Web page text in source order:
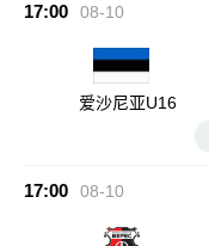
17:00 08-10
爱沙尼亚U16
17:00 08-10